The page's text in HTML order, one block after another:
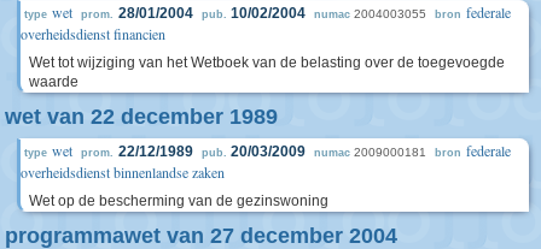
type wet prom. 28/01/2004 pub. 10/02/2004 numac 2004003055 bron federale
overheidsdienst financien
Wet tot wijziging van het Wetboek van de belasting over de toegevoegde
waarde
wet van 22 december 1989
type wet prom. 22/12/1989 pub. 20/03/2009 numac 2009000181 bron federale
overheidsdienst binnenlandse zaken
Wet op de bescherming van de gezinswoning
programmawet van 27 december 2004